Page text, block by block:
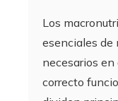
Los
esenciales de
necesarios
correcto